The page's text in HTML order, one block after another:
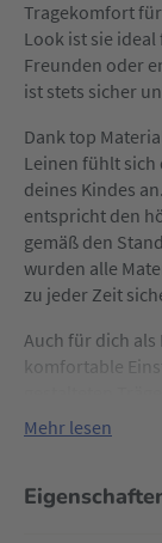
Tragekomfort
Look ist sie
Freunden oder
ist stets sicher
Dank top
Leinen fühlt sich
deines Kindes
entspricht den
gemäß den
wurden alle
zu jeder Zeit
Auch für dich als
komfortable
gleichmäßige
selbst bei
Mehr lesen